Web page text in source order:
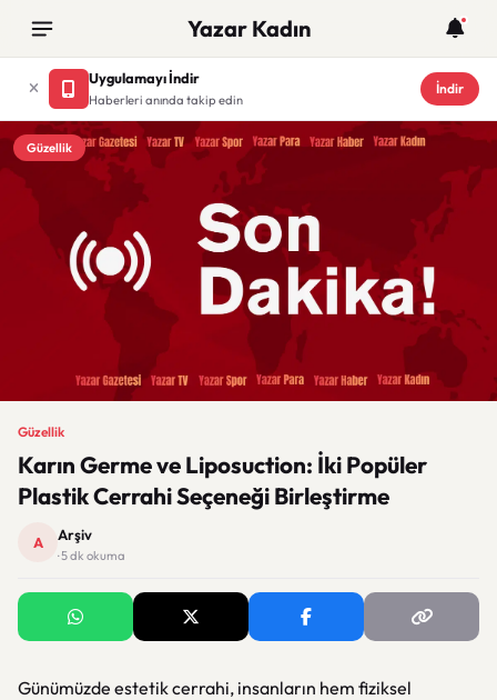
Yazar Kadın
Uygulamayı İndir
Haberleri anında takip edin
İndir
Güzellik
Güzellik
Karın Germe ve Liposuction: İki Popüler
Plastik Cerrahi Seçeneği Birleştirme
A Arşiv
· 5 dk okuma
Günümüzde estetik cerrahi, insanların hem fiziksel